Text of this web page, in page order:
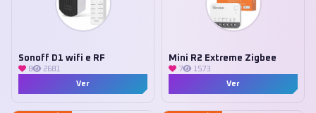
Sonoff D1 wifi e RF
8
2681
Ver
Mini R2 Extreme Zigbee
7
1573
Ver